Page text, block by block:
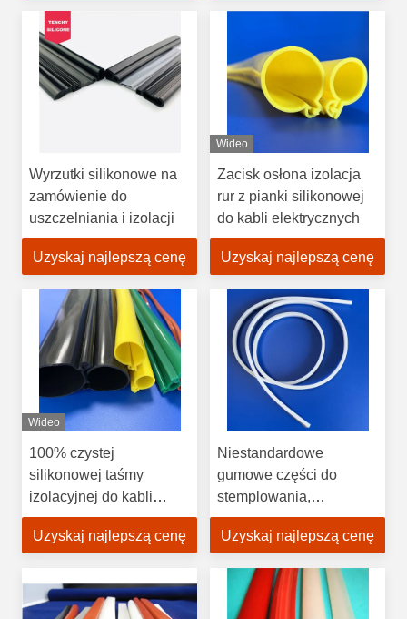
uszczelniających
Wyrzutki silikonowe na
zamówienie do
uszczelniania i izolacji
Uzyskaj najlepszą cenę
Wideo
Zacisk osłona izolacja
rur z pianki silikonowej
do kabli elektrycznych
Uzyskaj najlepszą cenę
Wideo
100% czystej
silikonowej taśmy
izolacyjnej do kabli
elektrycznych
Uzyskaj najlepszą cenę
Niestandardowe
gumowe części do
stemplowania,
amortyzujące silikonowe
podkładki gumowe z
Uzyskaj najlepszą cenę